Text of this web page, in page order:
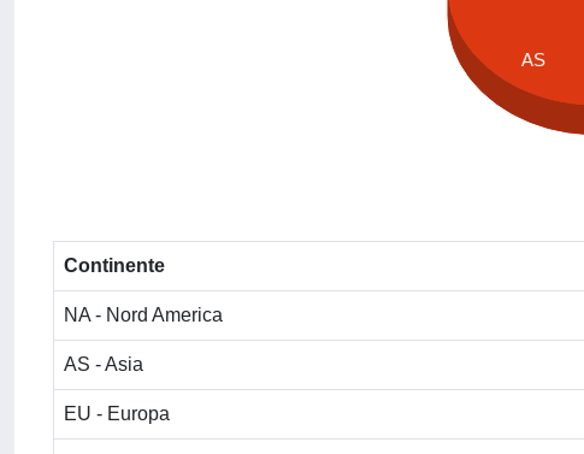
AS
Continente
NA - Nord America
AS - Asia
EU - Europa